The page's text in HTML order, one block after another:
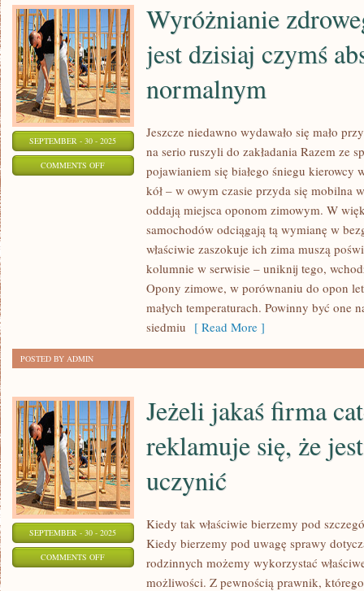
SEPTEMBER - 30 - 2025
COMMENTS OFFON
WYRÓŻNIANIE
ABSOLUTNIE
NORMALNYM
Wyróżnianie
jest dzisiaj czymś
normalnym
Jeszcze niedawno wydawało się mało
na serio ruszyli do zakładania Razem ze
pojawianiem się białego śniegu kierowcy
kół – w owym czasie przyda się mobilna
oddają miejsca oponom zimowym. W
samochodów odciągają tą wymianę w
właściwie zaszokuje ich zima muszą
kolumnie w serwisie – uniknij tego,
Opony zimowe, w porównaniu do opon
małych temperaturach. Powinny być one
siedmiu [ Read More ]
POSTED BY ADMIN
SEPTEMBER - 30 - 2025
COMMENTS OFFON
Jeżeli jakaś firma
reklamuje się, że
uczynić
Kiedy tak właściwie bierzemy pod
Kiedy bierzemy pod uwagę sprawy
rodzinnych możemy wykorzystać
możliwości. Z pewnością prawnik,